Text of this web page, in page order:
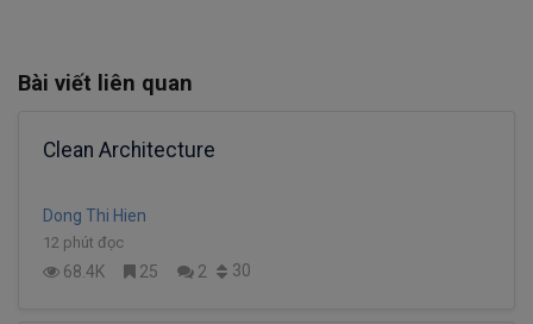
Bài viết liên quan
Clean Architecture
Dong Thi Hien
12 phút đọc
68.4K 25 2 30